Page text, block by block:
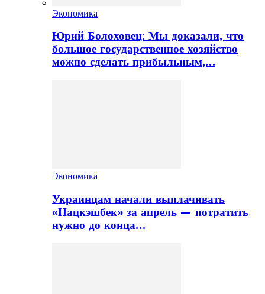
Экономика
Юрий Болоховец: Мы доказали, что
большое государственное хозяйство
можно сделать прибыльным,…
Экономика
Украинцам начали выплачивать
«Нацкэшбек» за апрель — потратить
нужно до конца…